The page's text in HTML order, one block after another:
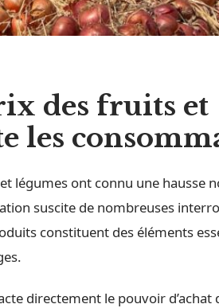
des fruits et
les
légumes ont connu une hausse
suscite de nombreuses
constituent des éléments
directement le pouvoir d’achat